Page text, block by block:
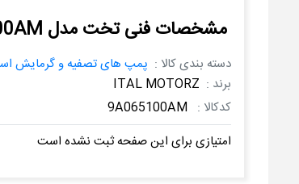
مشخصات فنی تخت مدل 9A065100AM
دسته بندی کالا : پمپ های تصفیه و گرمایش
برند : ITAL MOTORZ
کدکالا : 9A065100AM
امتیازی برای این صفحه ثبت نشده است